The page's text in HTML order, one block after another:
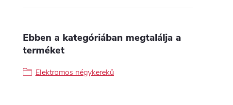
Ebben a kategóriában megtalálja a
terméket
Elektromos négykerekű